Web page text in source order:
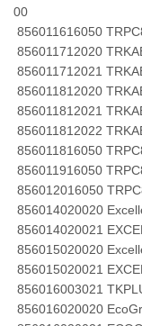
00
856011616050
856011712020
856011712021
856011812020
856011812021
856011812022
856011816050
856011916050
856012016050
856014020020
856014020021
856015020020
856015020021
856016003021
856016020020